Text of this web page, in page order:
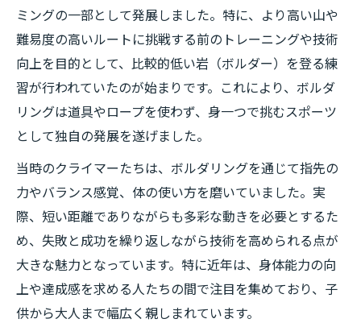
世界のボルダリング文化とその影響
競技として進化したボルダリングの今
スポーツクライミングのルールと特徴
ボルダリング競技化の歴史と変遷を辿る
オリンピックで注目を集めた背景
現代のボルダリング大会の魅力
ボルダリングと子供の安全性について
クライミングとの違いを歴史から考察
ボルダリングとクライミングの歴史的違い
フリークライミングとの主な相違点を解説
ボルダリング文化が形成された経緯
ミングの一部として発展しました。特に、より高い山や
難易度の高いルートに挑戦する前のトレーニングや技術
向上を目的として、比較的低い岩（ボルダー）を登る練
習が行われていたのが始まりです。これにより、ボルダ
リングは道具やロープを使わず、身一つで挑むスポーツ
として独自の発展を遂げました。
当時のクライマーたちは、ボルダリングを通じて指先の
力やバランス感覚、体の使い方を磨いていました。実
際、短い距離でありながらも多彩な動きを必要とするた
め、失敗と成功を繰り返しながら技術を高められる点が
大きな魅力となっています。特に近年は、身体能力の向
上や達成感を求める人たちの間で注目を集めており、子
供から大人まで幅広く親しまれています。